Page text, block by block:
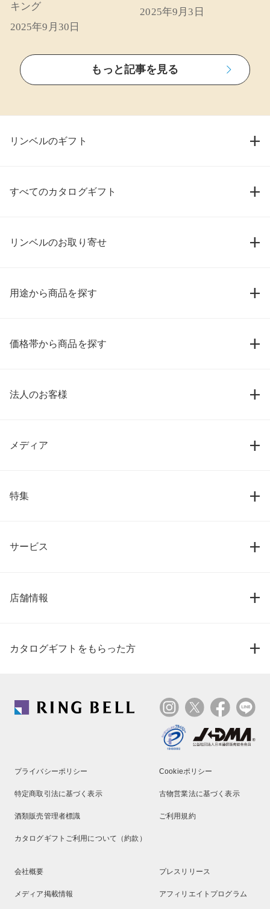
キング
2025年9月30日
2025年9月3日
もっと記事を見る
リンベルのギフト
すべてのカタログギフト
リンベルのお取り寄せ
用途から商品を探す
価格帯から商品を探す
法人のお客様
メディア
特集
サービス
店舗情報
カタログギフトをもらった方
プライバシーポリシー Cookieポリシー
特定商取引法に基づく表示 古物営業法に基づく表示
酒類販売管理者標識 ご利用規約
カタログギフトご利用について（約款）
会社概要 プレスリリース
メディア掲載情報 アフィリエイトプログラム